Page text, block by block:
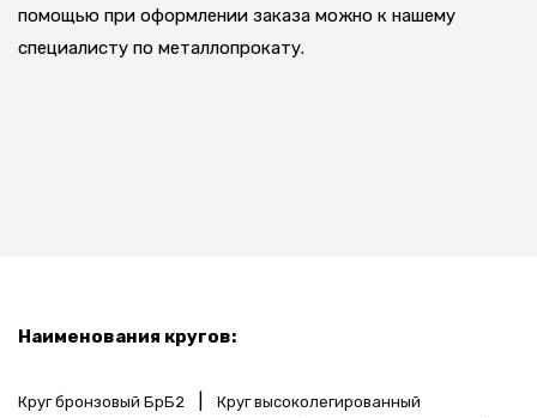
помощью при оформлении заказа можно к нашему
специалисту по металлопрокату.
Наименования кругов:
Круг бронзовый БрБ2
Круг высоколегированный